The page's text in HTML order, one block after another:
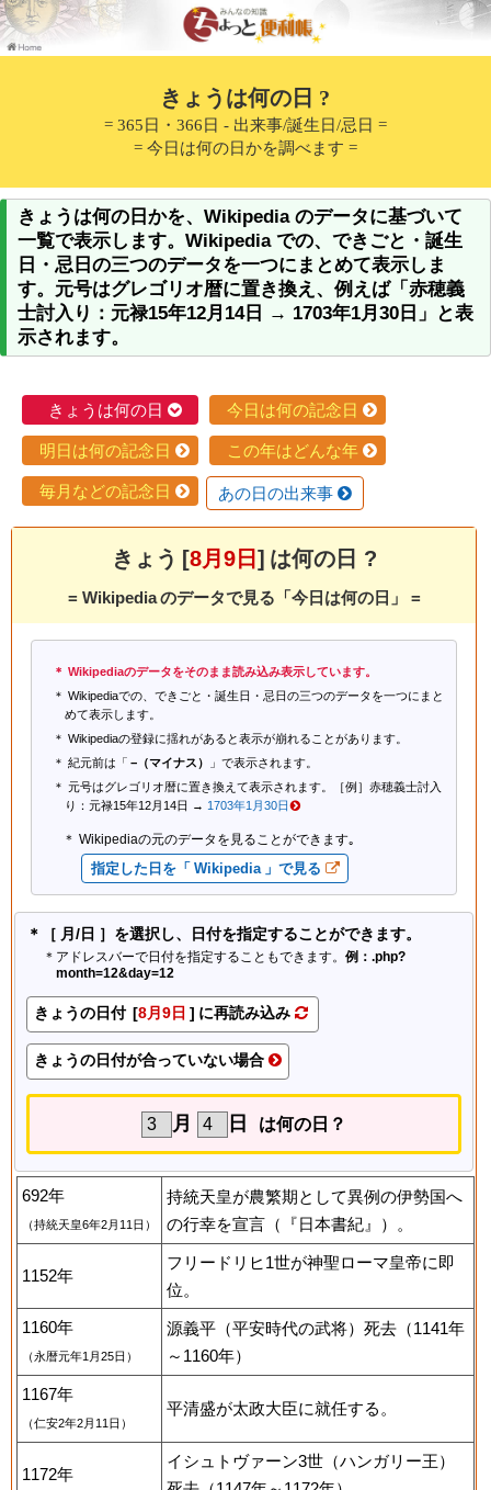
きょうは何の日 ?
= 365日・366日 - 出来事/誕生日/忌日 =
= 今日は何の日かを調べます =
きょうは何の日かを、Wikipedia のデータに基づいて
一覧で表示します。Wikipedia での、できごと・誕生
日・忌日の三つのデータを一つにまとめて表示しま
す。元号はグレゴリオ暦に置き換え、例えば「赤穂義
士討入り：元禄15年12月14日 → 1703年1月30日」と表
示されます。
きょうは何の日 今日は何の記念日
明日は何の記念日 この年はどんな年
毎月などの記念日 あの日の出来事
きょう [8月9日 ] は何の日 ?
= Wikipedia のデータで見る「今日は何の日」 =
Wikipediaのデータをそのまま読み込み表示しています。
Wikipediaでの、できごと・誕生日・忌日の三つのデータを一つにまと
めて表示します。
Wikipediaの登録に揺れがあると表示が崩れることがあります。
紀元前は「 −（マイナス）
」で表示されます。
元号はグレゴリオ暦に置き換えて表示されます。［例］赤穂義士討入
り：元禄15年12月14日 → 1703年1月30日
Wikipediaの元のデータを見ることができます｡
指定した日を「 Wikipedia 」で見る
＊［ 月/日 ］を選択し、日付を指定することができます。
＊アドレスバーで日付を指定することもできます。 例：.php?
month=12&day=12
きょうの日付 [8月9日 ] に再読み込み
きょうの日付が合っていない場合
月 日 は何の日？
692年
（持統天皇6年2月11日）
持統天皇が農繁期として異例の伊勢国へ
の行幸を宣言（『日本書紀』）。
1152年
フリードリヒ1世が神聖ローマ皇帝に即
位。
1160年
（永暦元年1月25日）
源義平（平安時代の武将）死去（1141年
～1160年）
1167年
（仁安2年2月11日）
平清盛が太政大臣に就任する。
1172年
イシュトヴァーン3世（ハンガリー王）